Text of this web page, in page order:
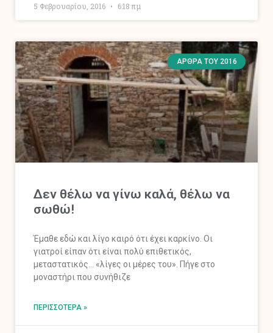
5 Φεβρουαρίου, 2016 6:18 πμ
ΆΡΘΡΑ ΤΟΥ 2016
Δεν θέλω να γίνω καλά, θέλω να
σωθώ!
Έμαθε εδώ και λίγο καιρό ότι έχει καρκίνο. Οι
γιατροί είπαν ότι είναι πολύ επιθετικός,
μεταστατικός… «λίγες οι μέρες του». Πήγε στο
μοναστήρι που συνήθιζε
ΠΕΡΙΣΣΌΤΕΡΑ »